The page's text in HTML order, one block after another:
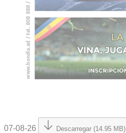
07-08-26 Descarregar (14.95 MB)